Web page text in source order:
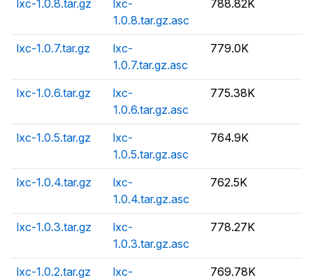
lxc-1.0.8.tar.gz
lxc-
1.0.8.tar.gz.asc
788.82K
lxc-1.0.7.tar.gz
lxc-
1.0.7.tar.gz.asc
779.0K
lxc-1.0.6.tar.gz
lxc-
1.0.6.tar.gz.asc
775.38K
lxc-1.0.5.tar.gz
lxc-
1.0.5.tar.gz.asc
764.9K
lxc-1.0.4.tar.gz
lxc-
1.0.4.tar.gz.asc
762.5K
lxc-1.0.3.tar.gz
lxc-
1.0.3.tar.gz.asc
778.27K
lxc-1.0.2.tar.gz
lxc-
769.78K